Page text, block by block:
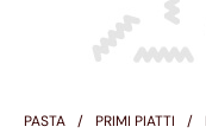
PASTA PRIMI PIATTI